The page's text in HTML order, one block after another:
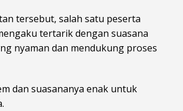
tersebut, salah satu peserta
tertarik dengan suasana
nyaman dan mendukung proses
dan suasananya enak untuk